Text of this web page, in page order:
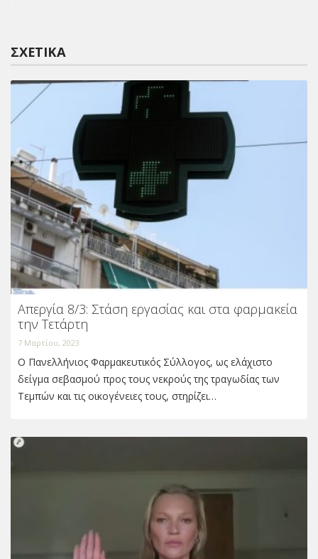
ΣΧΕΤΙΚΆ
Απεργία 8/3: Στάση εργασίας και στα φαρμακεία
την Τετάρτη
7 Μαρτίου, 2023
Ο Πανελλήνιος Φαρμακευτικός Σύλλογος, ως ελάχιστο
δείγμα σεβασμού προς τους νεκρούς της τραγωδίας των
Τεμπών και τις οικογένειες τους, στηρίζει…